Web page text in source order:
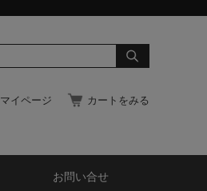
マイページ カートをみる
お問い合せ